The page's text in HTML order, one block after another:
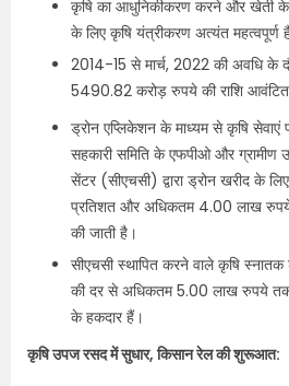
कृषि का आधुनिकीकरण करने और खेती के
के लिए कृषि यंत्रीकरण अत्यंत महत्वपूर्ण
2014-15 से मार्च, 2022 की अवधि के
5490.82 करोड़ रुपये की राशि
ड्रोन एप्लिकेशन के माध्यम से कृषि सेवाएं
सहकारी समिति के एफपीओ और ग्रामीण
सेंटर (सीएचसी) द्वारा ड्रोन खरीद के
प्रतिशत और अधिकतम 4.00 लाख रुपये
की जाती है।
सीएचसी स्थापित करने वाले कृषि
की दर से अधिकतम 5.00 लाख रुपये तक
के हकदार हैं।
कृषि उपज रसद में सुधार, किसान रेल की शुरूआत: